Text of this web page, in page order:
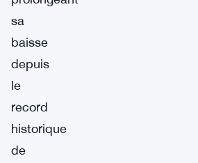
sa
baisse
depuis
le
record
historique
de